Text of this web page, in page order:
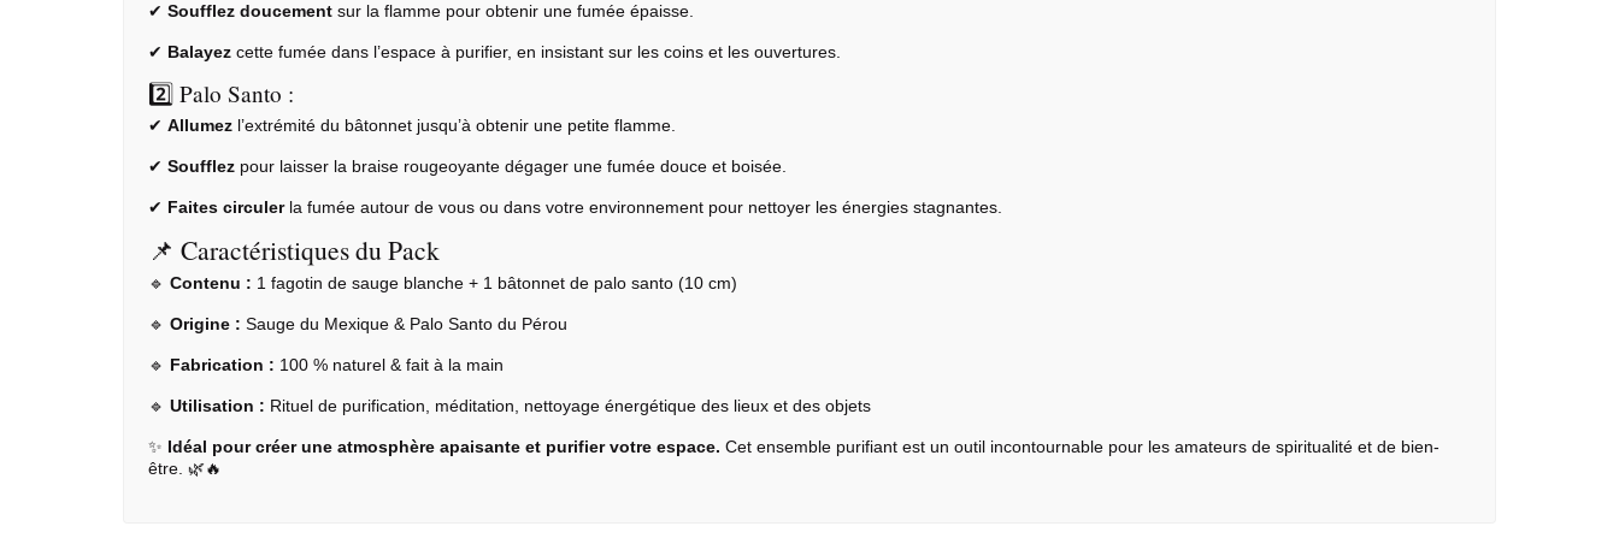
✔ Soufflez doucement sur la flamme pour obtenir une fumée épaisse.
✔ Balayez cette fumée dans l’espace à purifier, en insistant sur les coins et les ouvertures.
2️⃣ Palo Santo :
✔ Allumez l’extrémité du bâtonnet jusqu’à obtenir une petite flamme.
✔ Soufflez pour laisser la braise rougeoyante dégager une fumée douce et boisée.
✔ Faites circulerla fumée autour de vous ou dans votre environnement pour nettoyer les énergies stagnantes.
📌 Caractéristiques du Pack
🔹 Contenu : 1 fagotin de sauge blanche + 1 bâtonnet de palo santo (10 cm)
🔹 Origine : Sauge du Mexique & Palo Santo du Pérou
🔹 Fabrication : 100 % naturel & fait à la main
🔹 Utilisation : Rituel de purification, méditation, nettoyage énergétique des lieux et des objets
✨ Idéal pour créer une atmosphère apaisante et purifier votre espace. Cet ensemble purifiant est un outil incontournable pour les amateurs de spiritualité et de bien-
être. 🌿🔥